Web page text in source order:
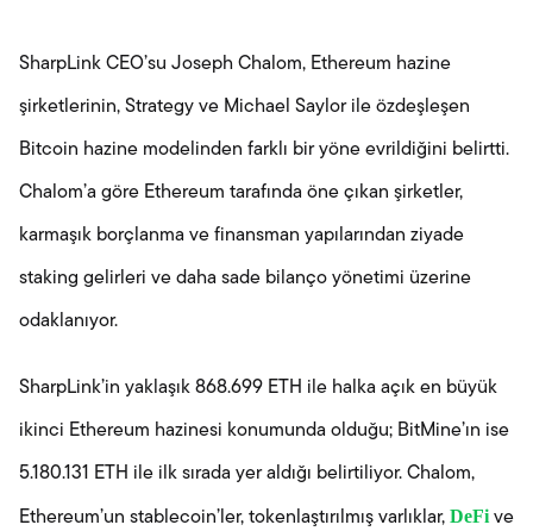
SharpLink CEO’su Joseph Chalom, Ethereum hazine
şirketlerinin, Strategy ve Michael Saylor ile özdeşleşen
Bitcoin hazine modelinden farklı bir yöne evrildiğini belirtti.
Chalom’a göre Ethereum tarafında öne çıkan şirketler,
karmaşık borçlanma ve finansman yapılarından ziyade
staking gelirleri ve daha sade bilanço yönetimi üzerine
odaklanıyor.
SharpLink’in yaklaşık 868.699 ETH ile halka açık en büyük
ikinci Ethereum hazinesi konumunda olduğu; BitMine’ın ise
5.180.131 ETH ile ilk sırada yer aldığı belirtiliyor. Chalom,
Ethereum’un stablecoin’ler, tokenlaştırılmış varlıklar, DeFive